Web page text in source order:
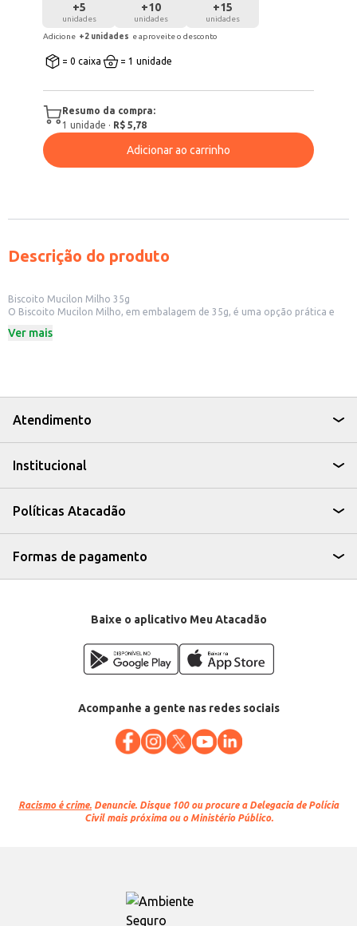
+5
unidades
+10
unidades
+15
unidades
Adicione +2 unidades e aproveite o desconto
= 0 caixa = 1 unidade
Resumo da compra:
1 unidade · R$ 5,78
Adicionar ao carrinho
Descrição do produto
Biscoito Mucilon Milho 35g
O Biscoito Mucilon Milho, em embalagem de 35g, é uma opção prática e
este biscoito é perfeito para ser consumido em casa, em lanchonetes ou
Ideal para ter sempre à mão em casa ou no trabalho.
Pode ser oferecido em lanchonetes e estabelecimentos comerciais.
O Biscoito Mucilon Milho 35g é uma escolha versátil que agrada a diversos
Ver mais
Atendimento
Institucional
Políticas Atacadão
Formas de pagamento
Baixe o aplicativo Meu Atacadão
Acompanhe a gente nas redes sociais
Racismo é crime. Denuncie. Disque 100 ou procure a Delegacia de Polícia
Civil mais próxima ou o Ministério Público.